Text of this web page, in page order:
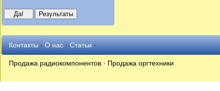
Контакты·О нас·Статьи·
Продажа радиокомпонентов · Продажа оргтехники